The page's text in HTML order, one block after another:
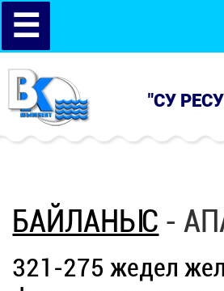
☰
"СУ
БАЙЛАНЫС -
321-275 жедел